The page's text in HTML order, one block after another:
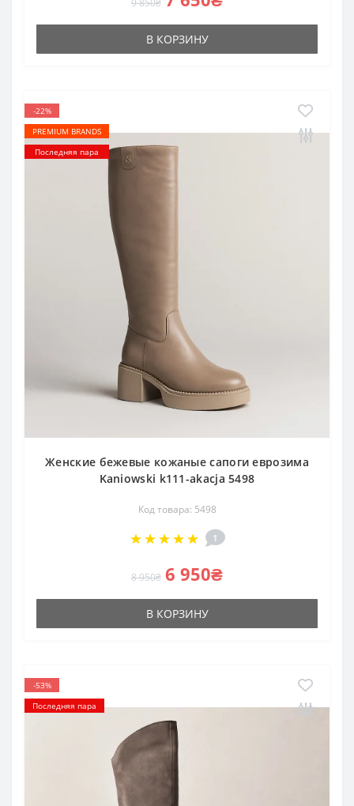
9 850₴
В КОРЗИНУ
-22%
PREMIUM BRANDS
Последняя пара
Женские бежевые кожаные сапоги еврозима
Kaniowski k111-akacja 5498
Код товара: 5498
1
8 950₴ 6 950₴
В КОРЗИНУ
-53%
Последняя пара